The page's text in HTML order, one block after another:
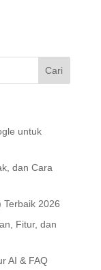
untuk
dan Cara
Terbaik 2026
Fitur, dan
AI & FAQ